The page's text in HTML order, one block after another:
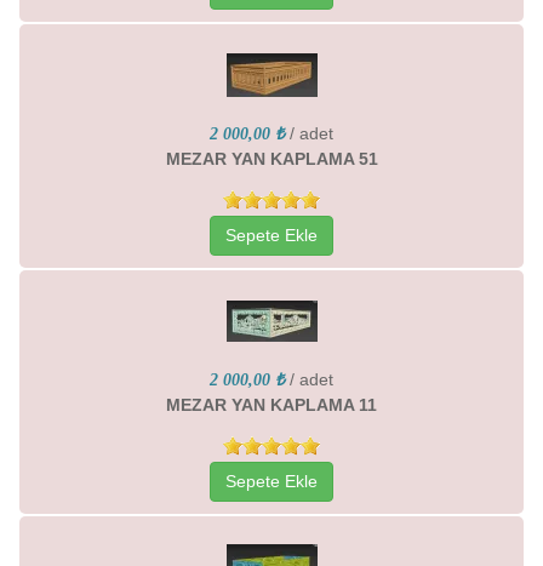
2 000,00 ₺ / adet
MEZAR YAN KAPLAMA 51
Sepete Ekle
2 000,00 ₺ / adet
MEZAR YAN KAPLAMA 11
Sepete Ekle